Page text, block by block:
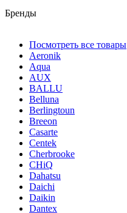
Бренды
Посмотреть все товары
Aeronik
Aqua
AUX
BALLU
Belluna
Berlingtoun
Breeon
Casarte
Centek
Cherbrooke
CHiQ
Dahatsu
Daichi
Daikin
Dantex